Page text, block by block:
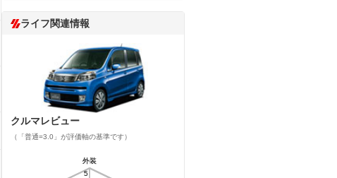
ライフ関連情報
クルマレビュー
（「普通=3.0」が評価軸の基準です）
外装
5
外装
5